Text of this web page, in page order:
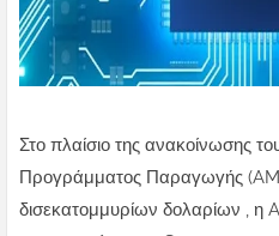
Στο πλαίσιο της ανακοίνωσης
Προγράμματος Παραγωγής
δισεκατομμυρίων δολαρίων , η